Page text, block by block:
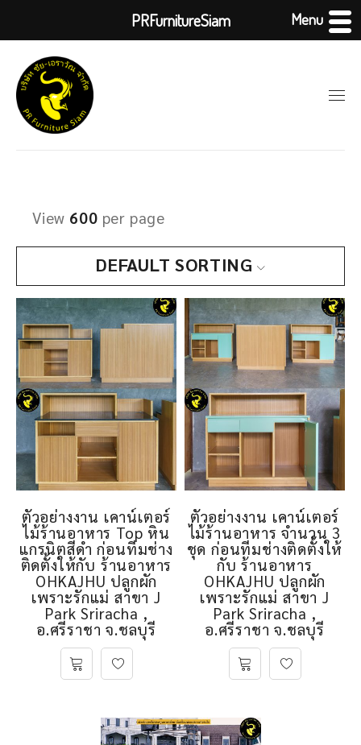
DEFAULT SORTING
View 600 per page
ตัวอย่างงาน เคาน์เตอร์
ไม้ร้านอาหาร Top หิน
แกรนิตสีดำ ก่อนทีมช่าง
ติดตั้งให้กับ ร้านอาหาร
OHKAJHU ปลูกผัก
เพราะรักแม่ สาขา J
Park Sriracha ,
อ.ศรีราชา จ.ชลบุรี
ตัวอย่างงาน เคาน์เตอร์
ไม้ร้านอาหาร จำนวน 3
ชุด ก่อนทีมช่างติดตั้งให้
กับ ร้านอาหาร
OHKAJHU ปลูกผัก
เพราะรักแม่ สาขา J
Park Sriracha ,
อ.ศรีราชา จ.ชลบุรี
PRFurnitureSiam Menu